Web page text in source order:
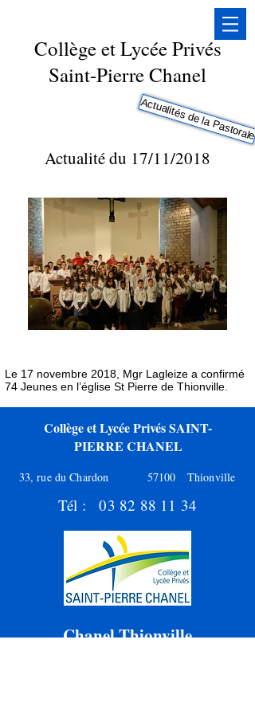
Collège et Lycée Privés
Saint-Pierre Chanel
Actualités de la Pastorale
Actualité du 17/11/2018
Le 17 novembre 2018, Mgr Lagleize a confirmé
74 Jeunes en l’église St Pierre de Thionville.
Collège et Lycée Privés SAINT-
PIERRE CHANEL
33, rue du Chardon 57100 Thionville
Tél : 03 82 88 11 34
Chanel Thionville